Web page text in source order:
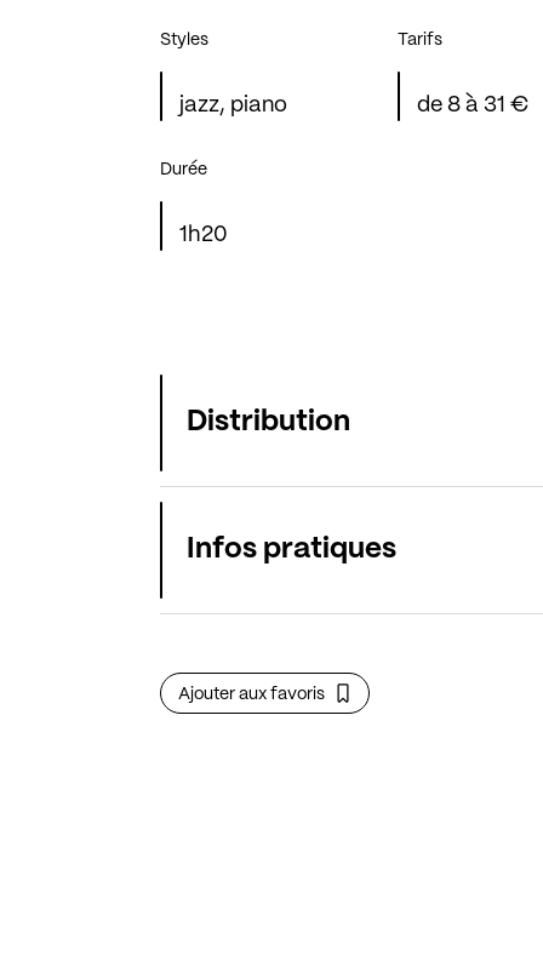
Styles
jazz, piano
Tarifs
de 8 à 31 €
Durée
1h20
Distribution
Infos pratiques
Ajouter aux favoris